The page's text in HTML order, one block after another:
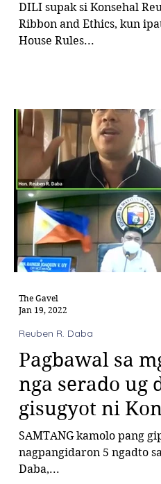
DILI supak si Konsehal
Ribbon and Ethics, kun
House Rules...
Pagbawal sa
nga serado ug
gisugyot ni
SAMTANG kamolo pang
nagpangidaron 5 ngadto
Daba,...
Reuben R. Daba
The Gavel
Jan 19, 2022